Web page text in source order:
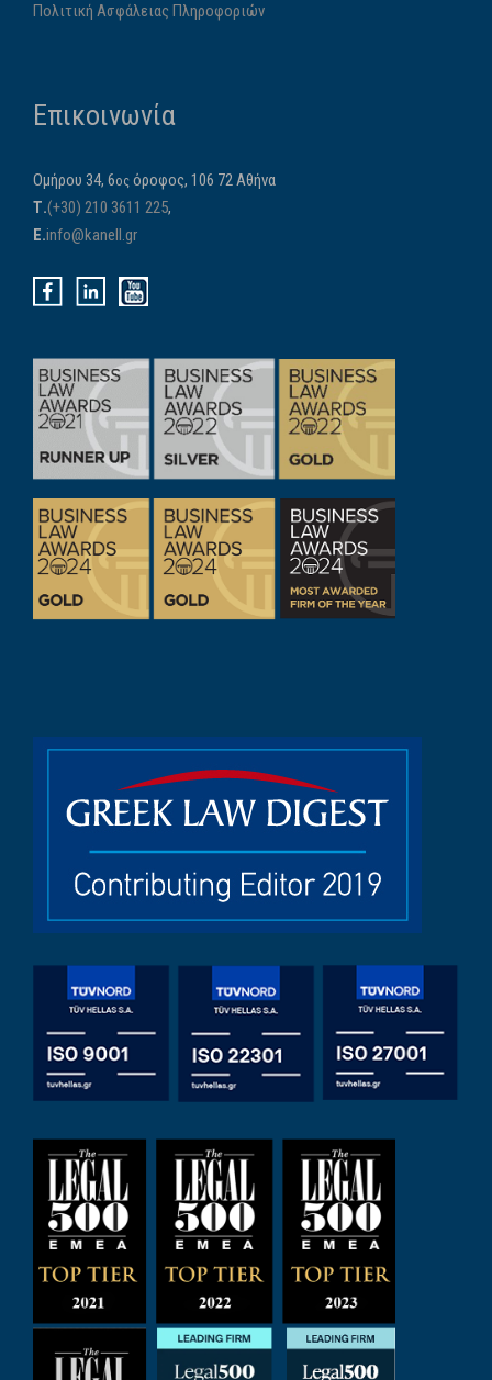
Πολιτική Ασφάλειας Πληροφοριών
Επικοινωνία
Ομήρου 34, 6ος όροφος, 106 72 Αθήνα
Τ.(+30) 210 3611 225,
E.info@kanell.gr